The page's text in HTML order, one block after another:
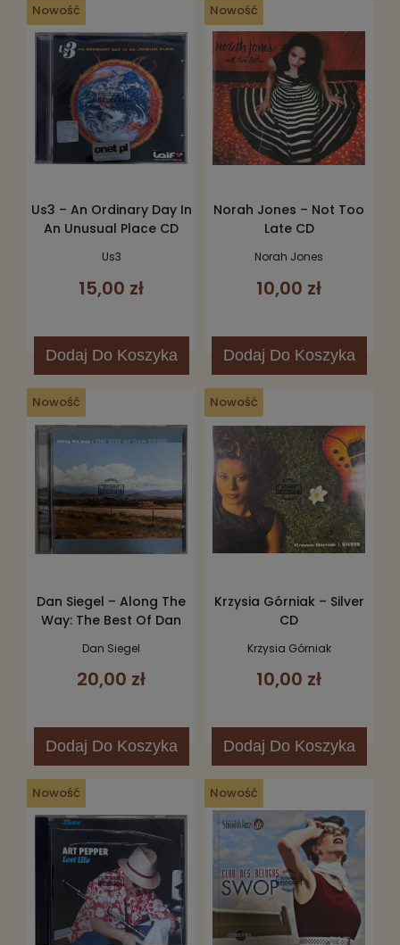
Us3 – An Ordinary Day In
An Unusual Place CD
Us3
15,00 zł
Dodaj Do Koszyka
Nowość
Norah Jones – Not Too
Late CD
Norah Jones
10,00 zł
Dodaj Do Koszyka
Nowość
Dan Siegel – Along The
Way: The Best Of Dan
Dan Siegel
20,00 zł
Dodaj Do Koszyka
Nowość
Krzysia Górniak – Silver
CD
Krzysia Górniak
10,00 zł
Dodaj Do Koszyka
Nowość
Nowość Nowość